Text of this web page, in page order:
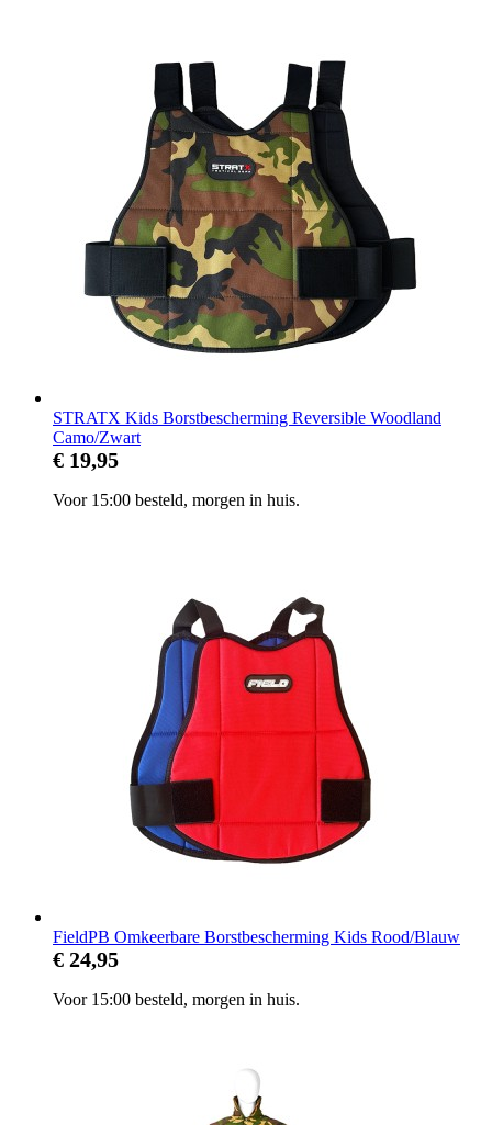
STRATX Kids Borstbescherming Reversible Woodland
Camo/Zwart
€ 19,95
Voor 15:00 besteld, morgen in huis.
FieldPB Omkeerbare Borstbescherming Kids Rood/Blauw
€ 24,95
Voor 15:00 besteld, morgen in huis.